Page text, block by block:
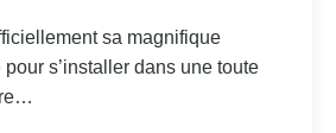
sa magnifique
s’installer dans une toute